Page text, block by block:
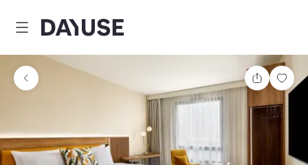
Dayuse
Partager